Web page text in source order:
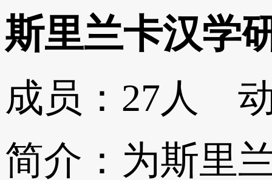
斯里兰卡汉学
成员： 27人
简介：为斯里